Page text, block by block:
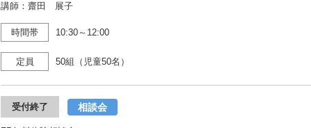
講師：齋田 展子
時間帯 10:30～12:00
定員 50組（児童50名）
受付終了 相談会